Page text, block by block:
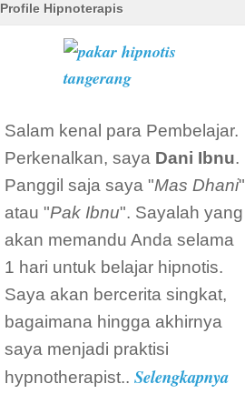
Profile Hipnoterapis
Salam kenal para Pembelajar.
Perkenalkan, saya Dani Ibnu.
Panggil saja saya "Mas Dhani"
atau "Pak Ibnu". Sayalah yang
akan memandu Anda selama
1 hari untuk belajar hipnotis.
Saya akan bercerita singkat,
bagaimana hingga akhirnya
saya menjadi praktisi
hypnotherapist..Selengkapnya